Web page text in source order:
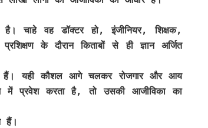
है। चाहे वह डॉक्टर हो, इंजीनियर, शिक्षक,
के दौरान किताबों से ही ज्ञान अर्जित
हैं। यही कौशल आगे चलकर रोजगार और आय
में प्रवेश करता है, तो उसकी आजीविका का
हैं।